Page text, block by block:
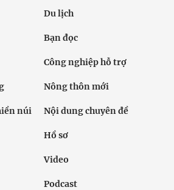
Du lịch
Bạn đọc
Công nghiệp hỗ trợ
Nông thôn mới
núi Nội dung chuyên đề
Hồ sơ
Video
Podcast